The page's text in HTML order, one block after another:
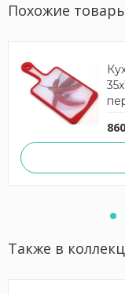
Похожие
Также в